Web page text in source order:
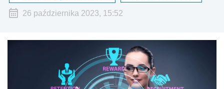
26 października 2023, 15:52